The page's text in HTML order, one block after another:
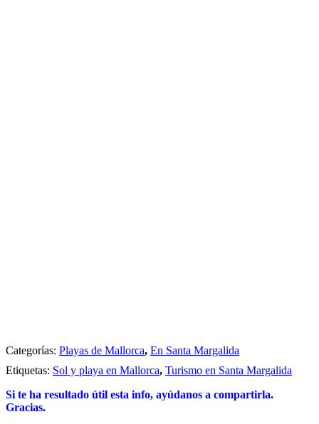
Categorías: Playas de Mallorca, En Santa Margalida
Etiquetas: Sol y playa en Mallorca, Turismo en Santa Margalida
Si te ha resultado útil esta info, ayúdanos a compartirla.
Gracias.